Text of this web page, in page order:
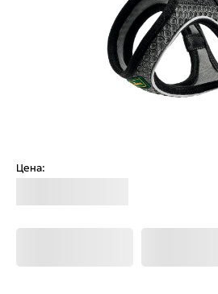
Цена: